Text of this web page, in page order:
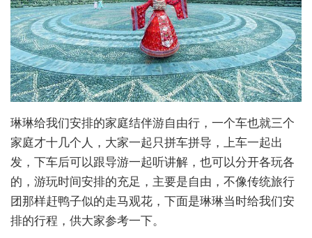
琳琳给我们安排的家庭结伴游自由行，一个车也就三个
家庭才十几个人，大家一起只拼车拼导，上车一起出
发，下车后可以跟导游一起听讲解，也可以分开各玩各
的，游玩时间安排的充足，主要是自由，不像传统旅行
团那样赶鸭子似的走马观花，下面是琳琳当时给我们安
排的行程，供大家参考一下。